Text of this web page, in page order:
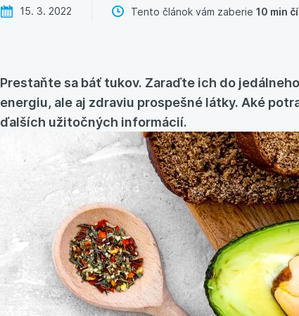
15. 3. 2022 Tento článok vám zaberie 10 min
Prestaňte sa báť tukov. Zaraďte ich do
energiu, ale aj zdraviu prospešné látky. Aké
ďalších užitočných informácií.